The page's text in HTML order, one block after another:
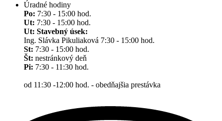
Úradné hodiny
Po: 7:30 - 15:00 hod.
Ut: 7:30 - 15:00 hod.
Ut: Stavebný úsek:
Ing. Slávka Pikuliaková 7:30 - 15:00 hod.
St: 7:30 - 15:00 hod.
Št: nestránkový deň
Pi: 7:30 - 11:30 hod.
od 11:30 -12:00 hod. - obedňajšia prestávka